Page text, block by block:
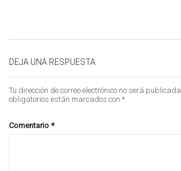
DEJA UNA RESPUESTA
Tu dirección de correo electrónico no será publicada.
obligatorios están marcados con *
Comentario *